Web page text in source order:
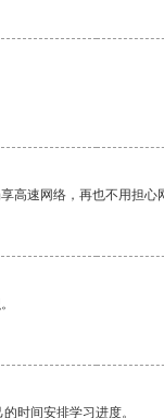
高速网络，再也不用担心
时间安排学习进度。